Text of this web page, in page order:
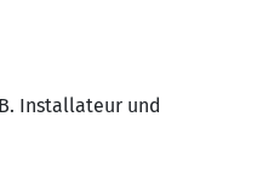
Installateur und